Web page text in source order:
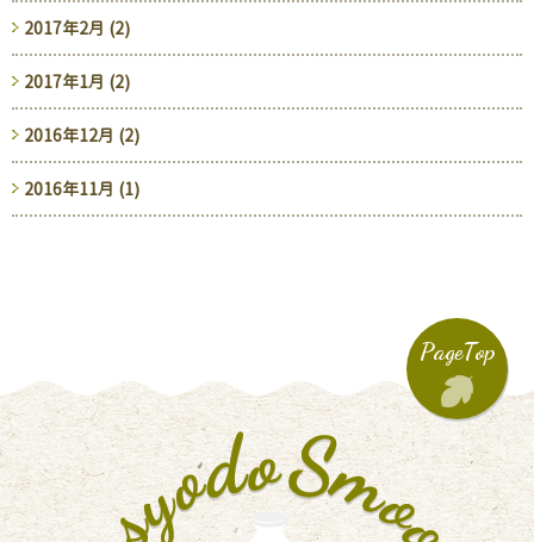
2017年2月 (2)
2017年1月 (2)
2016年12月 (2)
2016年11月 (1)
PageTop